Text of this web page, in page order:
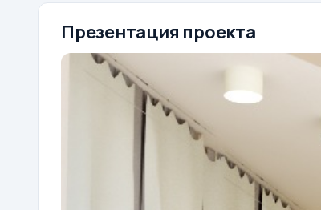
Презентация проекта